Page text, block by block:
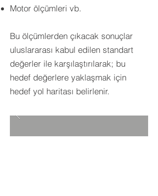
Motor ölçümleri vb.
Bu ölçümlerden çıkacak sonuçlar
uluslararası kabul edilen standart
değerler ile karşılaştırılarak; bu
hedef değerlere yaklaşmak için
hedef yol haritası belirlenir.